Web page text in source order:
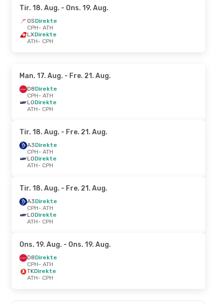
Tir. 18. Aug. - Ons. 19. Aug.
OSDirekte
CPH- ATH
LXDirekte
ATH- CPH
Man. 17. Aug. - Fre. 21. Aug.
D8Direkte
CPH- ATH
LODirekte
ATH- CPH
Tir. 18. Aug. - Fre. 21. Aug.
A3Direkte
CPH- ATH
LODirekte
ATH- CPH
Tir. 18. Aug. - Fre. 21. Aug.
A3Direkte
CPH- ATH
LODirekte
ATH- CPH
Ons. 19. Aug. - Ons. 19. Aug.
D8Direkte
CPH- ATH
TKDirekte
ATH- CPH